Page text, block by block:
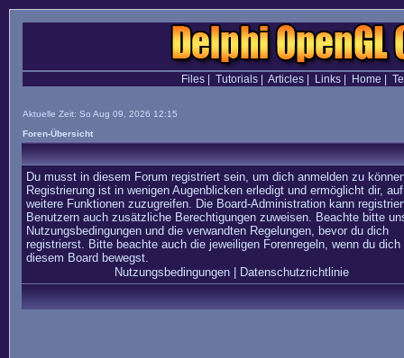
Files| Tutorials| Articles| Links| Home
Aktuelle Zeit: So Aug 09, 2026 12:15
Foren-Übersicht
Du musst in diesem Forum registriert sein, um dich anmelden zu
Registrierung ist in wenigen Augenblicken erledigt und ermöglicht dir, auf
weitere Funktionen zuzugreifen. Die Board-Administration kann
Benutzern auch zusätzliche Berechtigungen zuweisen. Beachte bitte
Nutzungsbedingungen und die verwandten Regelungen, bevor du dich
registrierst. Bitte beachte auch die jeweiligen Forenregeln, wenn du dich
diesem Board bewegst.
Nutzungsbedingungen| Datenschutzrichtlinie